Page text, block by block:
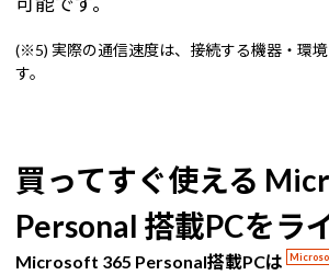
(※5) 実際の通信速度は、接続する機器・環
す。
買ってすぐ使える
Personal 搭載PCをラ
Microsoft 365 Personal搭載PCは